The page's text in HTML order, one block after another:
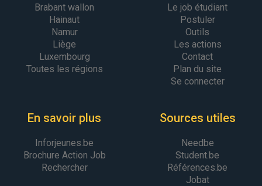
Brabant wallon
Hainaut
Namur
Liège
Luxembourg
Toutes les régions
Le job étudiant
Postuler
Outils
Les actions
Contact
Plan du site
Se connecter
En savoir plus
Inforjeunes.be
Brochure Action Job
Rechercher
Sources utiles
Needbe
Student.be
Références.be
Jobat